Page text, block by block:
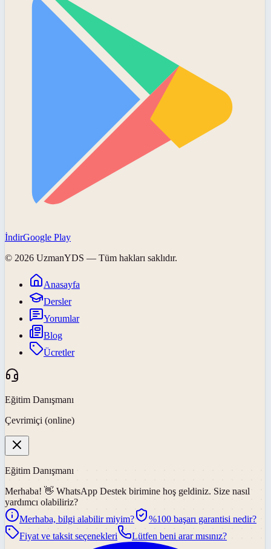
İndirGoogle Play
© 2026 UzmanYDS — Tüm hakları saklıdır.
Anasayfa
Dersler
Yorumlar
Blog
Ücretler
Eğitim Danışmanı
Çevrimiçi (online)
Eğitim Danışmanı
Merhaba! 👋 WhatsApp Destek birimine hoş geldiniz. Size nasıl
yardımcı olabiliriz?
Merhaba, bilgi alabilir miyim?
%100 başarı garantisi nedir?
Fiyat ve taksit seçenekleri
Lütfen beni arar mısınız?